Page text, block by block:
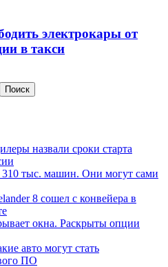
электрокары от
в такси
Поиск
назвали сроки старта
310 тыс. машин. Они могут сами
8 сошел с конвейера в
окна. Раскрыты опции
авто могут стать
ПО